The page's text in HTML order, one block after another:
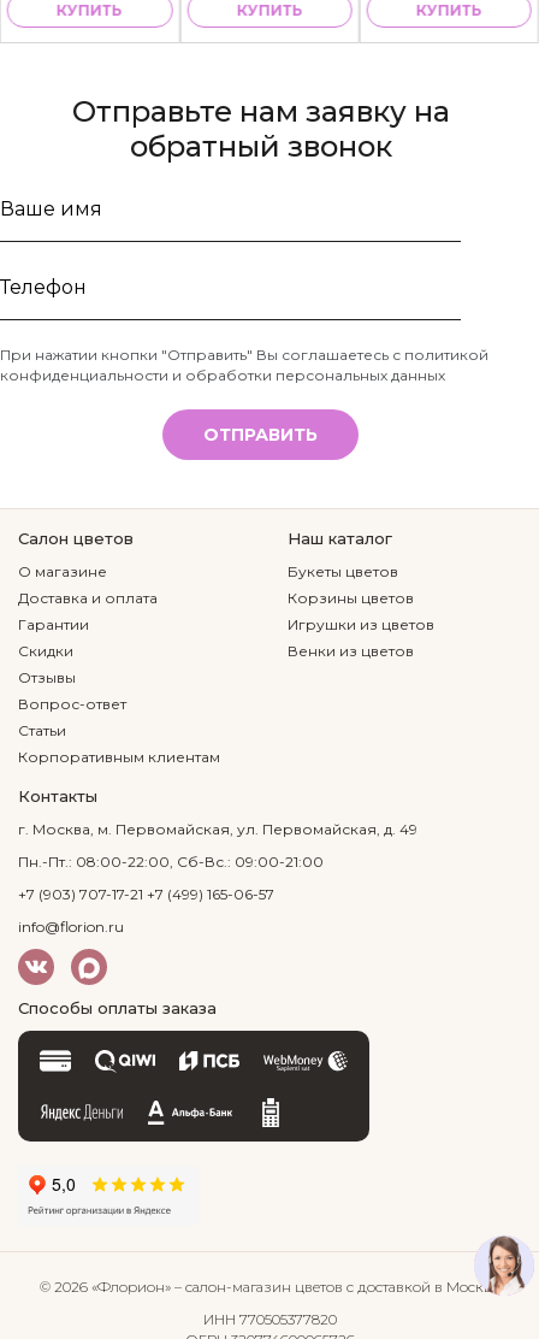
КУПИТЬ КУПИТЬ КУПИТЬ
Отправьте нам заявку на
обратный звонок
Ваше
Телефон
*
При нажатии кнопки "Отправить" Вы соглашаетесь с политикой
конфиденциальности и обработки персональных данных
ОТПРАВИТЬ
Салон цветов
О магазине
Доставка и оплата
Гарантии
Скидки
Отзывы
Вопрос-ответ
Статьи
Корпоративным клиентам
Наш каталог
Букеты цветов
Корзины цветов
Игрушки из цветов
Венки из цветов
Контакты
г. Москва, м. Первомайская, ул. Первомайская, д. 49
Пн.-Пт.: 08:00-22:00, Сб-Вс.: 09:00-21:00
+7 (903) 707-17-21 +7 (499) 165-06-57
info@florion.ru
Способы оплаты заказа
© 2026 «Флорион» – салон-магазин цветов с доставкой в Москве
ИНН 770505377820